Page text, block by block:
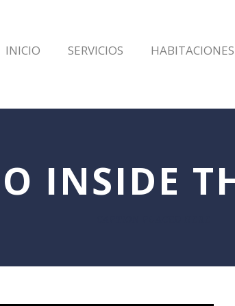
INICIO SERVICIOS HABITACIONES
INSIDE